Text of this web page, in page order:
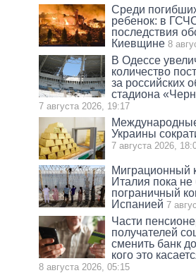
Среди
ребенок: в
последствия
Киевщине 8
В Одессе
количество
за российских
стадиона
7 августа 2026, 19:17
Украины
7 августа 2026,
Миграционный
Италия пока не
пограничный
Испанией 7
Части
получателей
сменить банк
кого это
8 августа 2026, 05:15